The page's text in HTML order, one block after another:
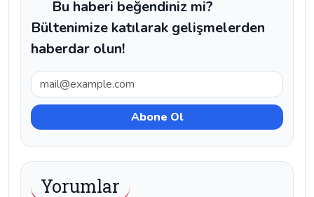
Bu haberi beğendiniz mi?
Bültenimize katılarak gelişmelerden
haberdar olun!
Yorumlar